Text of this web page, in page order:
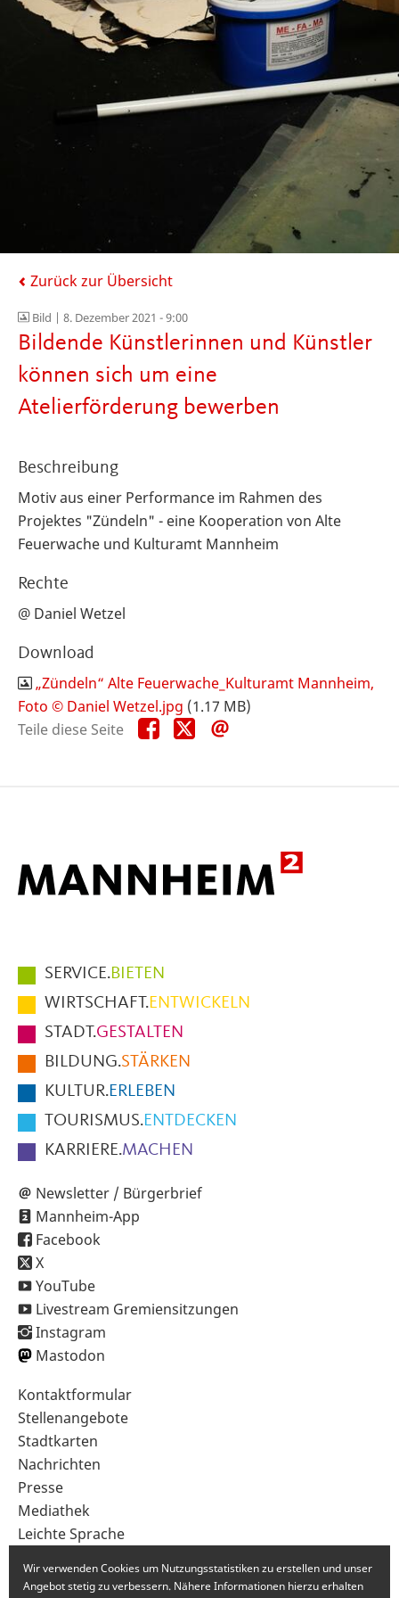
Zurück zur Übersicht
Bild | 8. Dezember 2021 - 9:00
Bildende Künstlerinnen und Künstler
können sich um eine
Atelierförderung bewerben
Beschreibung
Motiv aus einer Performance im Rahmen des
Projektes "Zündeln" - eine Kooperation von Alte
Feuerwache und Kulturamt Mannheim
Rechte
@ Daniel Wetzel
Download
„Zündeln“ Alte Feuerwache_Kulturamt Mannheim,
Foto © Daniel Wetzel.jpg (1.17 MB)
Teile diese Seite
Teile
diese
Teile
diese
Hauptmenüpunkte
im
Fußbereich
der
Seite
SERVICE.BIETEN
WIRTSCHAFT.ENTWICKELN
STADT.GESTALTEN
BILDUNG.STÄRKEN
KULTUR.ERLEBEN
TOURISMUS.ENTDECKEN
KARRIERE.MACHEN
Newsletter / Bürgerbrief
Mannheim-App
Facebook
X
YouTube
Livestream Gremiensitzungen
Instagram
Mastodon
Sekundärnavigation
im
Fußbereich
Kontaktformular
Stellenangebote
Stadtkarten
Nachrichten
Presse
Mediathek
Leichte Sprache
Wir verwenden Cookies um Nutzungsstatistiken zu erstellen und unser
Angebot stetig zu verbessern. Nähere Informationen hierzu erhalten